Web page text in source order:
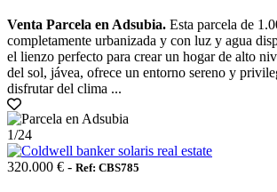
Venta Parcela en Adsubia. Esta parcela de
completamente urbanizada y con luz y agua
el lienzo perfecto para crear un hogar de alto
del sol, jávea, ofrece un entorno sereno y
disfrutar del clima ...
1/24
320.000 € - Ref: CBS785